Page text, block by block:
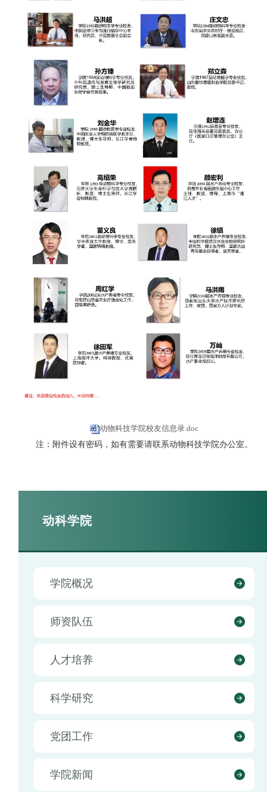
动物科技学院校友信息录.doc
注：附件设有密码，如有需要请联系动物科技学院办公室。
动科学院
学院概况
师资队伍
人才培养
科学研究
党团工作
学院新闻